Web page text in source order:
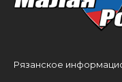
Рязанское